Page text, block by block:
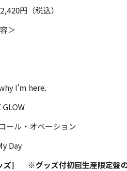
円（税込）
＞
I'm here.
ール・オベーション
Day
ズ]
※グッズ付初回生産限定盤